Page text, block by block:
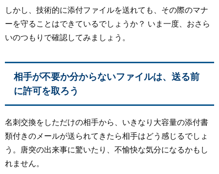
しかし、技術的に添付ファイルを送れても、その際のマナ
ーを守ることはできているでしょうか？ いま一度、おさら
いのつもりで確認してみましょう。
相手が不要か分からないファイルは、送る前
に許可を取ろう
名刺交換をしただけの相手から、いきなり大容量の添付書
類付きのメールが送られてきたら相手はどう感じるでしょ
う。唐突の出来事に驚いたり、不愉快な気分になるかもし
れません。